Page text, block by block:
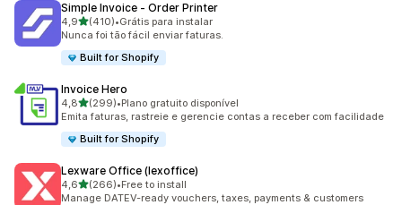
Simple Invoice ‑ Order Printer
4,9de 5 estrelas
(410)
410 avaliações ao todo
•Grátis para instalar
Nunca foi tão fácil enviar faturas.
Built for Shopify
Invoice Hero
4,8de 5 estrelas
(299)
299 avaliações ao todo
•Plano gratuito disponível
Emita faturas, rastreie e gerencie contas a receber com facilidade
Built for Shopify
Lexware Office (lexoffice)
4,6de 5 estrelas
(266)
266 avaliações ao todo
•Free to install
Manage DATEV-ready vouchers, taxes, payments & customers